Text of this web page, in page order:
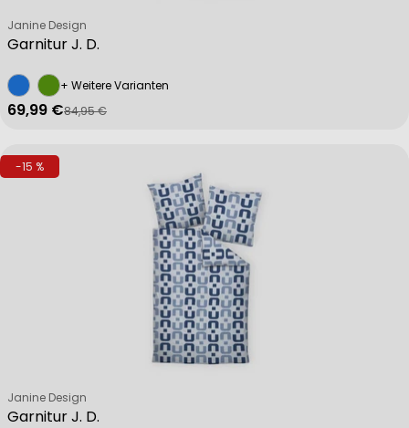
Garnitur J. D.
Verkäufer:
Janine Design
+ Weitere Varianten
Verkaufspreis
69,99 €
Regulärer Preis
84,95 €
-15 %
Garnitur J. D.
Verkäufer:
Janine Design